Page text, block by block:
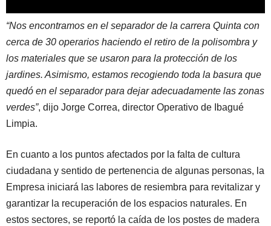
“Nos encontramos en el separador de la carrera Quinta con
cerca de 30 operarios haciendo el retiro de la polisombra y
los materiales que se usaron para la protección de los
jardines. Asimismo, estamos recogiendo toda la basura que
quedó en el separador para dejar adecuadamente las zonas
verdes”, dijo Jorge Correa, director Operativo de Ibagué
Limpia.
En cuanto a los puntos afectados por la falta de cultura
ciudadana y sentido de pertenencia de algunas personas, la
Empresa iniciará las labores de resiembra para revitalizar y
garantizar la recuperación de los espacios naturales. En
estos sectores, se reportó la caída de los postes de madera